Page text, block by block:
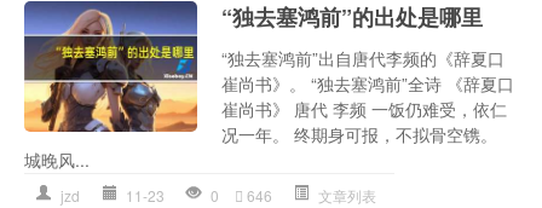
“独去塞鸿前”的出处是哪里
“独去塞鸿前”出自唐代李频的《辞夏口
崔尚书》。 “独去塞鸿前”全诗 《辞夏口
崔尚书》 唐代 李频 一饭仍难受，依仁
况一年。 终期身可报，不拟骨空镌。
城晚风...
jzd 11-23 0 646 文章列表